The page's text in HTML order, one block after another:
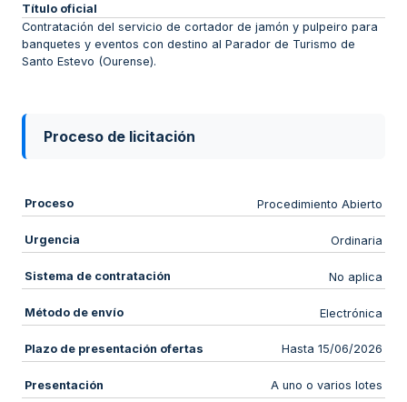
Título oficial
Contratación del servicio de cortador de jamón y pulpeiro para
banquetes y eventos con destino al Parador de Turismo de
Santo Estevo (Ourense).
Proceso de licitación
Proceso Procedimiento Abierto
Urgencia Ordinaria
Sistema de contratación No aplica
Método de envío Electrónica
Plazo de presentación ofertas Hasta 15/06/2026
Presentación A uno o varios lotes